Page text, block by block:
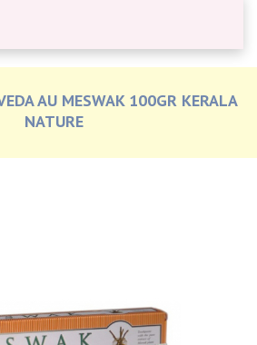
AU MESWAK 100GR KERALA
NATURE